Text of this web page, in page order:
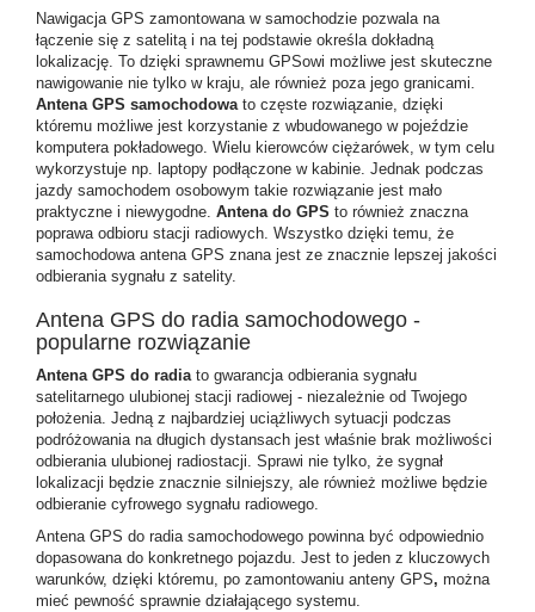
Nawigacja GPS zamontowana w samochodzie pozwala na
łączenie się z satelitą i na tej podstawie określa dokładną
lokalizację. To dzięki sprawnemu GPSowi możliwe jest skuteczne
nawigowanie nie tylko w kraju, ale również poza jego granicami.
Antena GPS samochodowato częste rozwiązanie, dzięki
któremu możliwe jest korzystanie z wbudowanego w pojeździe
komputera pokładowego. Wielu kierowców ciężarówek, w tym celu
wykorzystuje np. laptopy podłączone w kabinie. Jednak podczas
jazdy samochodem osobowym takie rozwiązanie jest mało
praktyczne i niewygodne. Antena do GPS to również znaczna
poprawa odbioru stacji radiowych. Wszystko dzięki temu, że
samochodowa antena GPS znana jest ze znacznie lepszej jakości
odbierania sygnału z satelity.
Antena GPS do radia samochodowego -
popularne rozwiązanie
Antena GPS do radia to gwarancja odbierania sygnału
satelitarnego ulubionej stacji radiowej - niezależnie od Twojego
położenia. Jedną z najbardziej uciążliwych sytuacji podczas
podróżowania na długich dystansach jest właśnie brak możliwości
odbierania ulubionej radiostacji. Sprawi nie tylko, że sygnał
lokalizacji będzie znacznie silniejszy, ale również możliwe będzie
odbieranie cyfrowego sygnału radiowego.
Antena GPS do radia samochodowego powinna być odpowiednio
dopasowana do konkretnego pojazdu. Jest to jeden z kluczowych
warunków, dzięki któremu, po zamontowaniu anteny GPS, można
mieć pewność sprawnie działającego systemu.